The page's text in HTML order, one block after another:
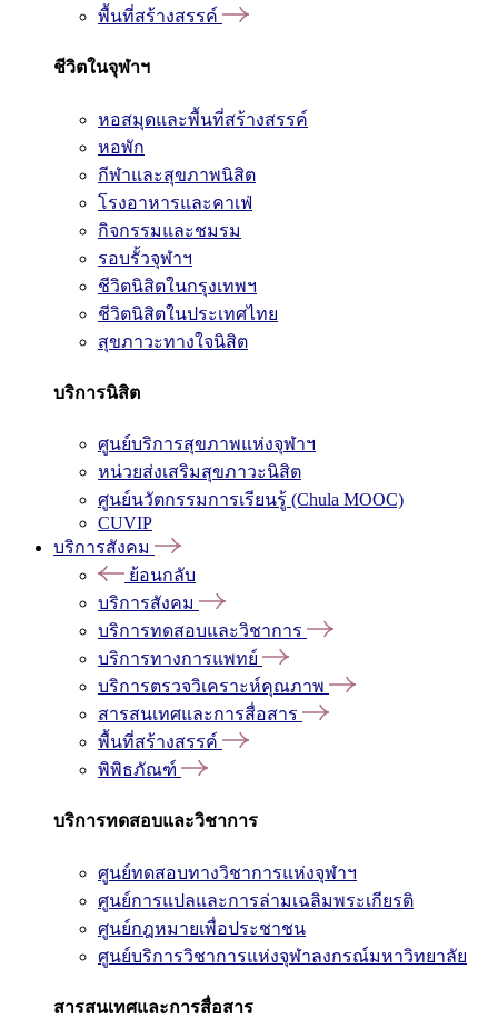
พื้นที่สร้างสรรค์
ชีวิตในจุฬาฯ
หอสมุดและพื้นที่สร้างสรรค์
หอพัก
กีฬาและสุขภาพนิสิต
โรงอาหารและคาเฟ่
กิจกรรมและชมรม
รอบรั้วจุฬาฯ
ชีวิตนิสิตในกรุงเทพฯ
ชีวิตนิสิตในประเทศไทย
สุขภาวะทางใจนิสิต
บริการนิสิต
ศูนย์บริการสุขภาพแห่งจุฬาฯ
หน่วยส่งเสริมสุขภาวะนิสิต
ศูนย์นวัตกรรมการเรียนรู้ (Chula MOOC)
CUVIP
บริการสังคม
ย้อนกลับ
บริการสังคม
บริการทดสอบและวิชาการ
บริการทางการแพทย์
บริการตรวจวิเคราะห์คุณภาพ
สารสนเทศและการสื่อสาร
พื้นที่สร้างสรรค์
พิพิธภัณฑ์
บริการทดสอบและวิชาการ
ศูนย์ทดสอบทางวิชาการแห่งจุฬาฯ
ศูนย์การแปลและการล่ามเฉลิมพระเกียรติ
ศูนย์กฎหมายเพื่อประชาชน
ศูนย์บริการวิชาการแห่งจุฬาลงกรณ์มหาวิทยาลัย
สารสนเทศและการสื่อสาร